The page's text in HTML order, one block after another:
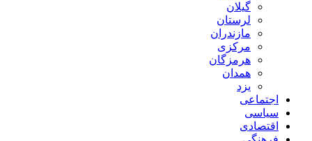
گیلان
لرستان
مازندران
مرکزی
هرمزگان
همدان
یزد
اجتماعی
سیاسی
اقتصادی